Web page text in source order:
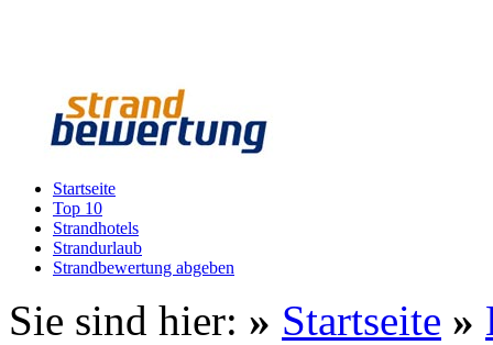
Startseite
Top 10
Strandhotels
Strandurlaub
Strandbewertung abgeben
Sie sind hier: » Startseite »